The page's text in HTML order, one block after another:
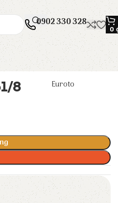
0902 330 328
0
8 Euroto